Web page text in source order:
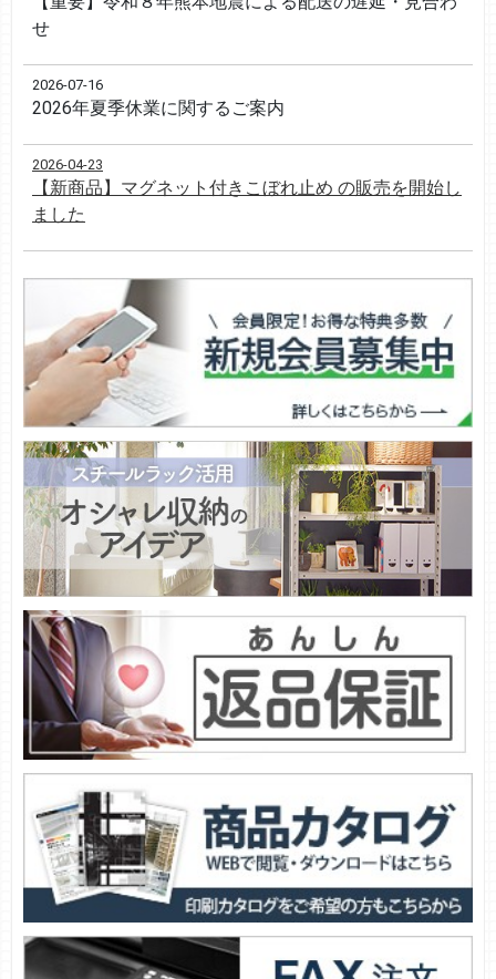
せ
2026-07-16
2026年夏季休業に関するご案内
2026-04-23
【新商品】マグネット付きこぼれ止め の販売を開始し
ました